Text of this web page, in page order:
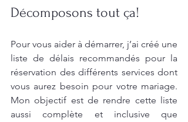
Décomposons tout ça!
Pour vous aider à démarrer, j’ai créé une
liste de délais recommandés pour la
réservation des différents services dont
vous aurez besoin pour votre mariage.
Mon objectif est de rendre cette liste
aussi complète et inclusive que